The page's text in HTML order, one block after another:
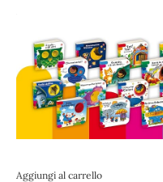
Aggiungi al carrello